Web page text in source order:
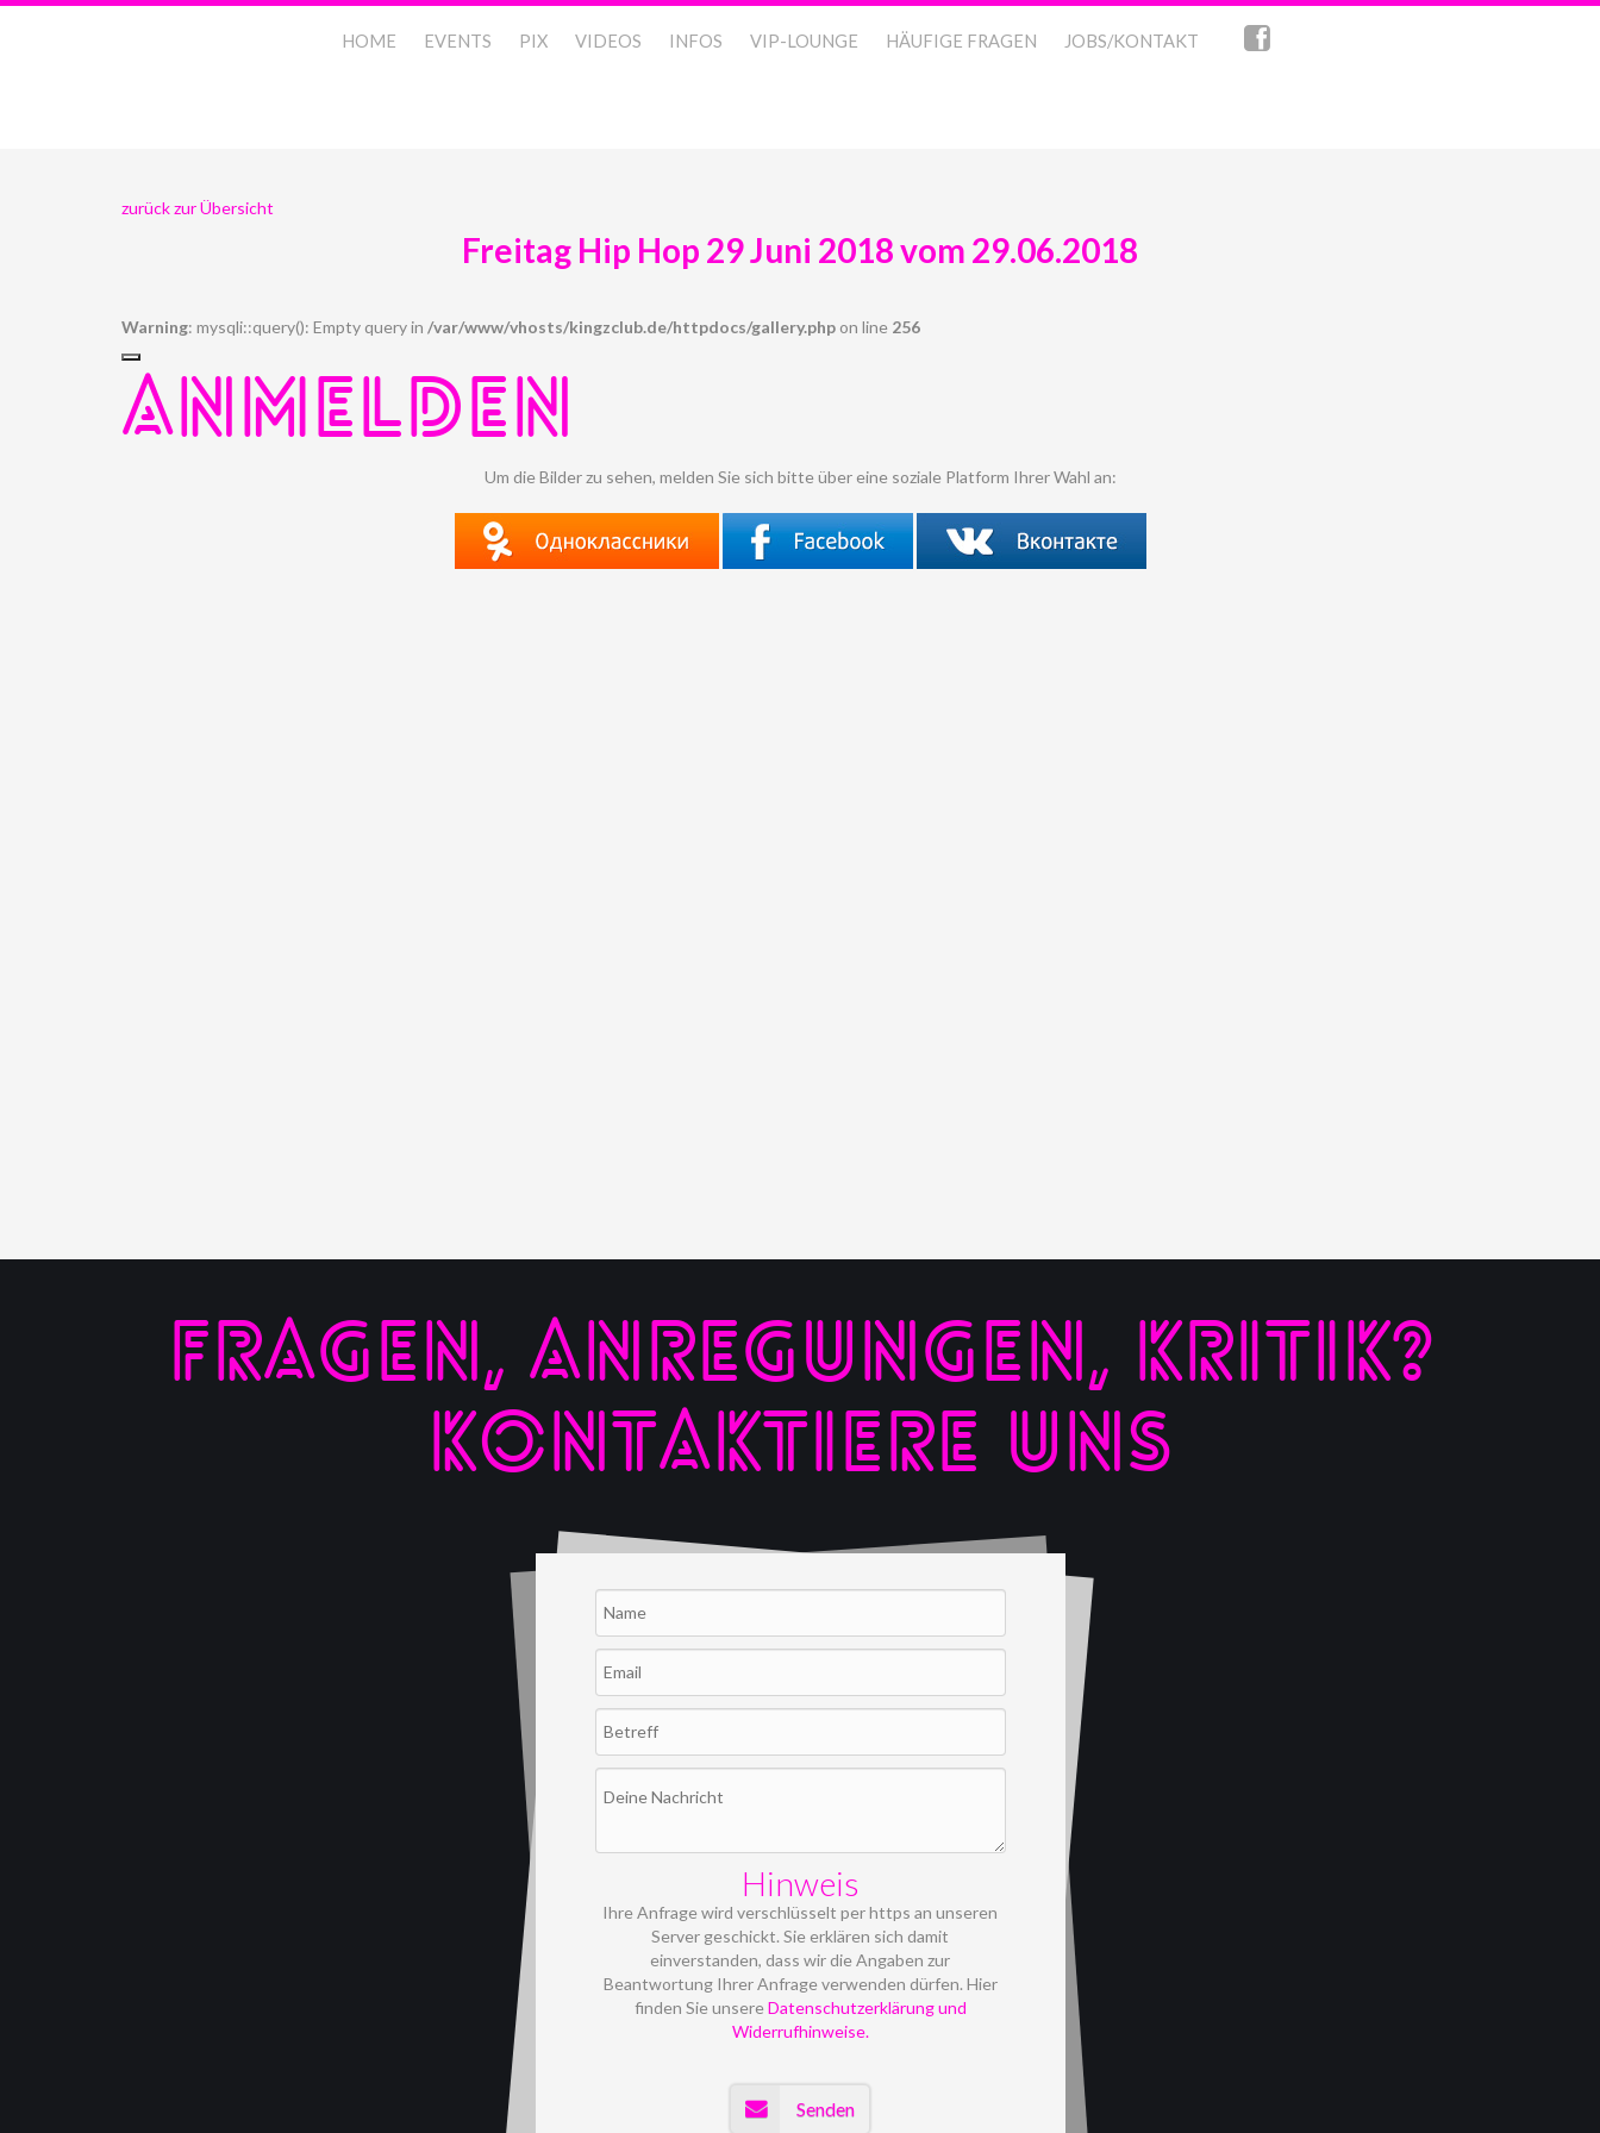
HOME EVENTS PIX VIDEOS INFOS VIP-LOUNGE HÄUFIGE FRAGEN JOBS/KONTAKT
zurück zur Übersicht
Freitag Hip Hop 29 Juni 2018 vom 29.06.2018
Warning: mysqli::query(): Empty query in /var/www/vhosts/kingzclub.de/httpdocs/gallery.php on line 256
ANMELDEN
Um die Bilder zu sehen, melden Sie sich bitte über eine soziale Platform Ihrer Wahl an:
FRAGEN, ANREGUNGEN, KRITIK?
KONTAKTIERE UNS
Hinweis
Ihre Anfrage wird verschlüsselt per https an unseren
Server geschickt. Sie erklären sich damit
einverstanden, dass wir die Angaben zur
Beantwortung Ihrer Anfrage verwenden dürfen. Hier
finden Sie unsereDatenschutzerklärung und
Widerrufhinweise.
Senden